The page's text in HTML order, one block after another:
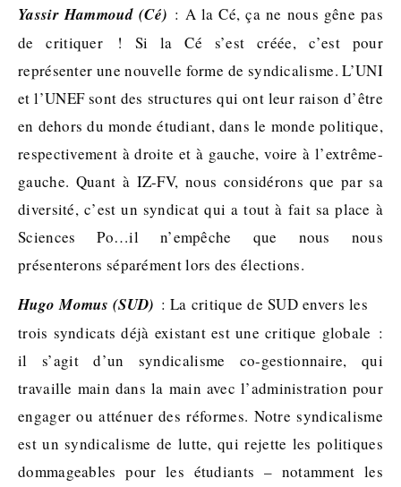
Yassir Hammoud (Cé) : A la Cé, ça ne nous gêne pas
de critiquer ! Si la Cé s’est créée, c’est pour
représenter une nouvelle forme de syndicalisme. L’UNI
et l’UNEF sont des structures qui ont leur raison d’être
en dehors du monde étudiant, dans le monde politique,
respectivement à droite et à gauche, voire à l’extrême-
gauche. Quant à IZ-FV, nous considérons que par sa
diversité, c’est un syndicat qui a tout à fait sa place à
Sciences Po…il n’empêche que nous nous
présenterons séparément lors des élections.
Hugo Momus (SUD) : La critique de SUD envers les
trois syndicats déjà existant est une critique globale :
il s’agit d’un syndicalisme co-gestionnaire, qui
travaille main dans la main avec l’administration pour
engager ou atténuer des réformes. Notre syndicalisme
est un syndicalisme de lutte, qui rejette les politiques
dommageables pour les étudiants – notamment les